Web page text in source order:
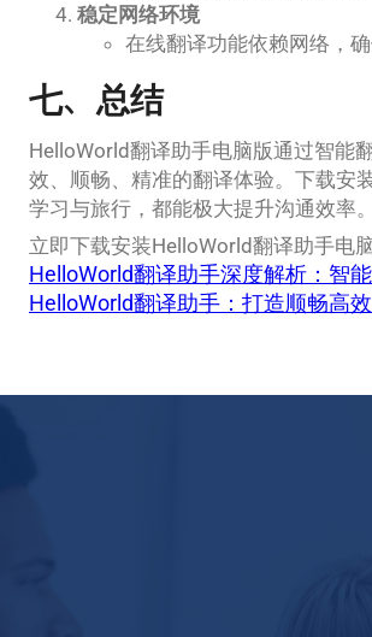
稳定网络环境
在线翻译功能依赖网络，
七、总结
HelloWorld翻译助手电脑版通过智能
效、顺畅、精准的翻译体验。下载安
学习与旅行，都能极大提升沟通效率。
立即下载安装HelloWorld翻译助手电
HelloWorld翻译助手深度解析：智
HelloWorld翻译助手：打造顺畅高